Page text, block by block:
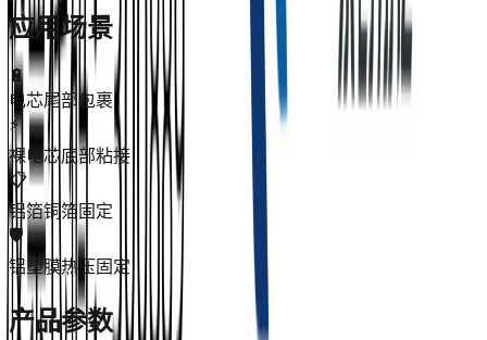
应用场景
🔋
电芯尾部包裹
⚡
裸电芯底部粘接
📋
铝箔铜箔固定
🛡️
铝塑膜热压固定
产品参数